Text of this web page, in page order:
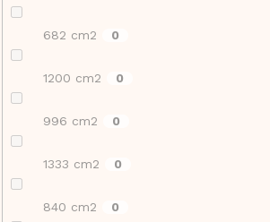
682 cm2 0
1200 cm2 0
996 cm2 0
1333 cm2 0
840 cm2 0